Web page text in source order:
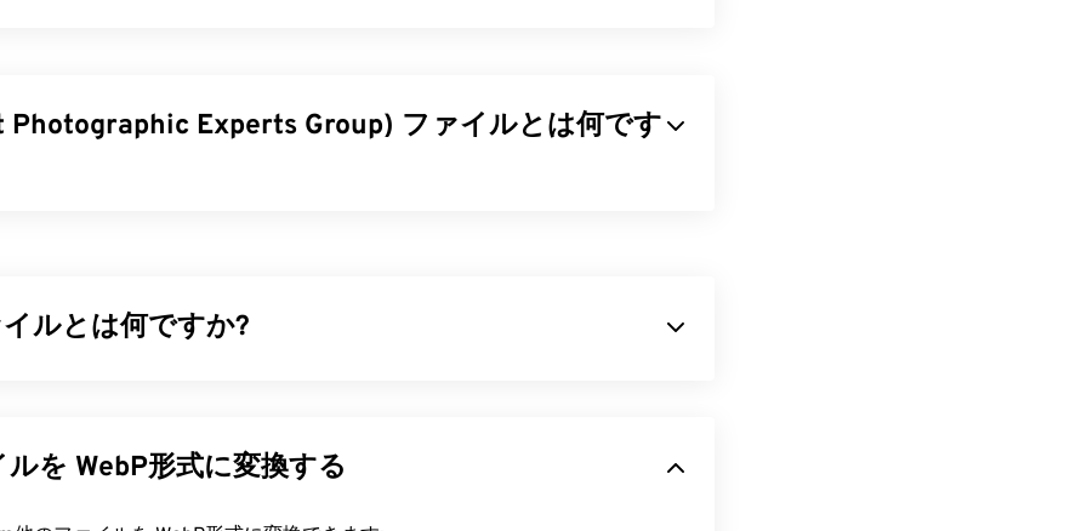
Photographic Experts Group) ファイルとは何です
です。当社のJPEG圧縮 ツールを使用すれば、ファイルサイズを最大80%削
ルを開くにはどうすればいいですか?
ビューアプログラムやアプリケーションはJPGファイルを認識し、開くこと
ルとは何ですか?
ファイルと比較して最大30%もサイズが小さく、画質は同等です。WebP画
ジやモバイルアプリケーションで高速に読み込まれます。
を WebP形式に変換する